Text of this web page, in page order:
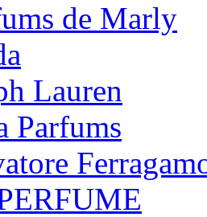
de Marly
Lauren
Parfums